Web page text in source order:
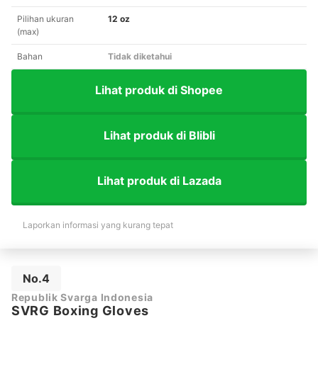
Pilihan ukuran
(max)
12 oz
Bahan Tidak diketahui
Lihat produk di Shopee
Lihat produk di Blibli
Lihat produk di Lazada
Laporkan informasi yang kurang tepat
No.4
Republik Svarga Indonesia
SVRG Boxing Gloves